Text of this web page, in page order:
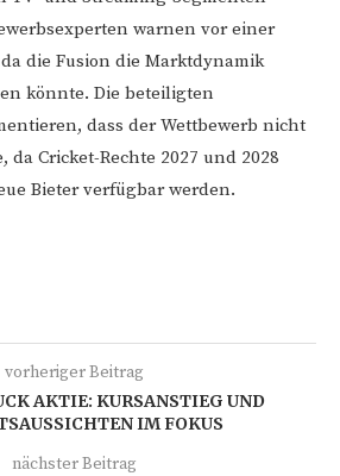
warnen vor einer
die Fusion die Marktdynamik
könnte. Die beteiligten
dass der Wettbewerb nicht
Cricket-Rechte 2027 und 2028
Bieter verfügbar werden.
vorheriger Beitrag
AKTIE: KURSANSTIEG UND
IM FOKUS
nächster Beitrag